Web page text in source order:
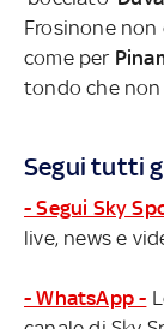
Frosinone
come per
tondo che non
Segui tutti
- Segui Sky
live, news e
- WhatsApp -